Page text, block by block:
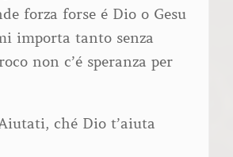
forza forse é Dio o Gesu
importa tanto senza
non c’é speranza per
ché Dio t’aiuta